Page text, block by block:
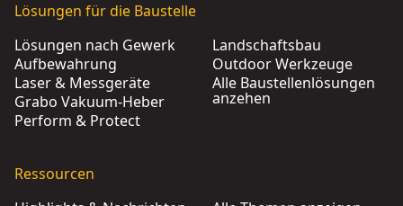
Lösungen für die Baustelle
Lösungen nach Gewerk
Aufbewahrung
Laser & Messgeräte
Grabo Vakuum-Heber
Perform & Protect
Landschaftsbau
Outdoor Werkzeuge
Alle Baustellenlösungen
anzehen
Ressourcen